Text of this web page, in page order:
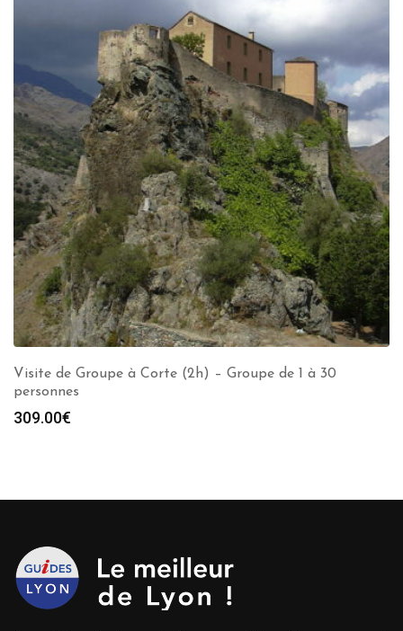
Visite de Groupe à Corte (2h) – Groupe de 1 à 30
personnes
309.00€